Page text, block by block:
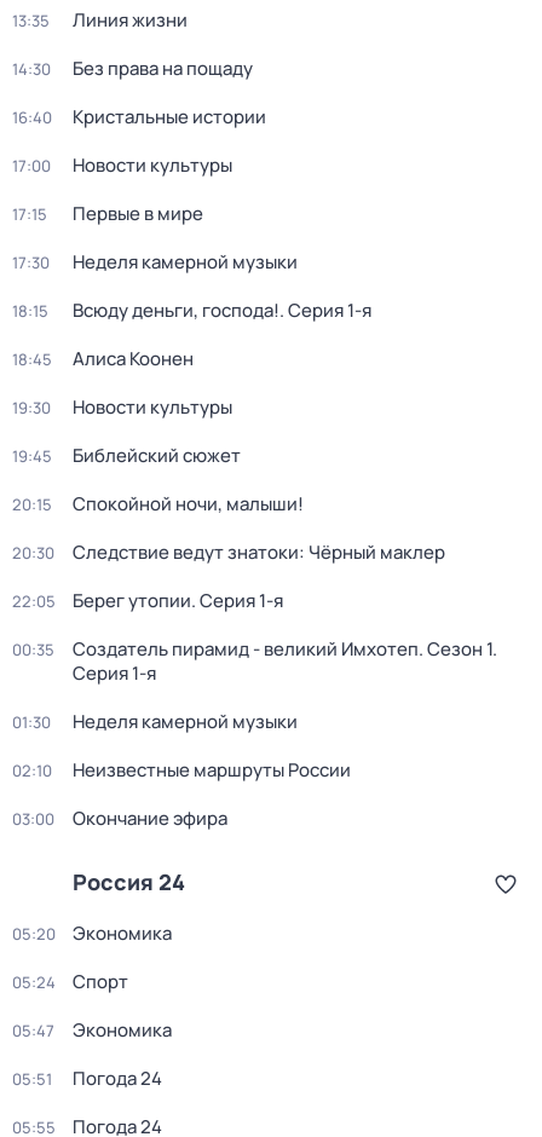
13:35 Линия жизни
14:30 Без права на пощаду
16:40 Кристальные истории
17:00 Новости культуры
17:15 Первые в мире
17:30 Неделя камерной музыки
18:15 Всюду деньги, господа!. Серия 1-я
18:45 Алиса Коонен
19:30 Новости культуры
19:45 Библейский сюжет
20:15 Спокойной ночи, малыши!
20:30 Следствие ведут знатоки: Чёрный маклер
22:05 Берег утопии. Серия 1-я
00:35 Создатель пирамид - великий Имхотеп. Сезон 1.
Серия 1-я
01:30 Неделя камерной музыки
02:10 Неизвестные маршруты России
03:00 Окончание эфира
Россия 24
05:20 Экономика
05:24 Спорт
05:47 Экономика
05:51 Погода 24
05:55 Погода 24